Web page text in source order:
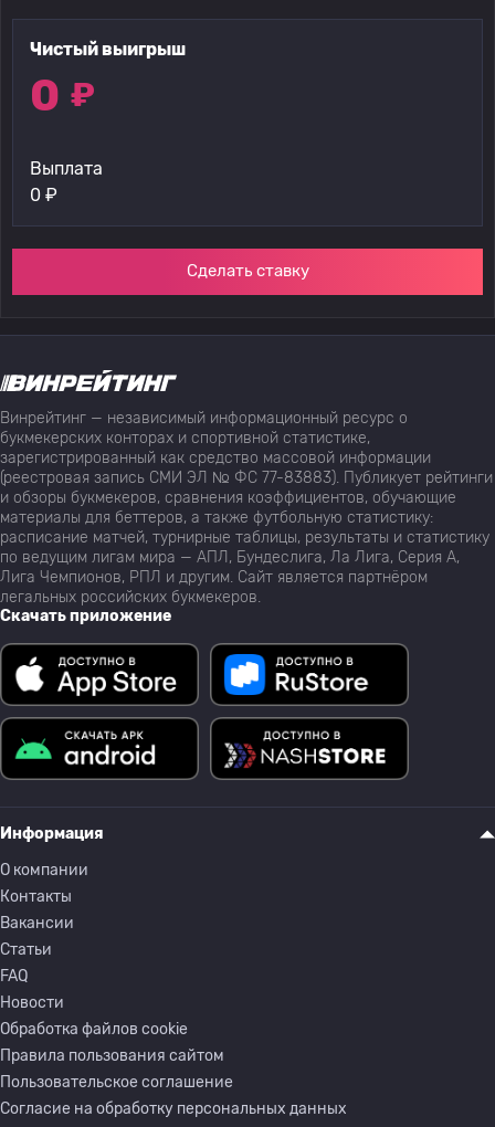
Чистый выигрыш
0 ₽
Выплата
0 ₽
Сделать ставку
Винрейтинг — независимый информационный ресурс о
букмекерских конторах и спортивной статистике,
зарегистрированный как средство массовой информации
(реестровая запись СМИ ЭЛ № ФС 77-83883). Публикует рейтинги
и обзоры букмекеров, сравнения коэффициентов, обучающие
материалы для беттеров, а также футбольную статистику:
расписание матчей, турнирные таблицы, результаты и статистику
по ведущим лигам мира — АПЛ, Бундеслига, Ла Лига, Серия А,
Лига Чемпионов, РПЛ и другим. Сайт является партнёром
легальных российских букмекеров.
Скачать приложение
Информация
О компании
Контакты
Вакансии
Статьи
FAQ
Новости
Обработка файлов cookie
Правила пользования сайтом
Пользовательское соглашение
Согласие на обработку персональных данных